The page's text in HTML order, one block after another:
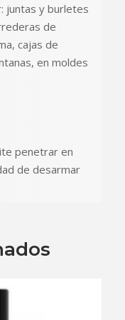
juntas y burletes
de
cajas de
en moldes
penetrar en
de desarmar